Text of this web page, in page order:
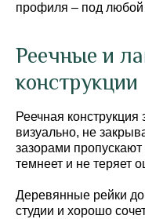
профиля – под любой
Реечные и
конструкции
Реечная конструкция
визуально, не
зазорами пропускают
темнеет и не теряет
Деревянные рейки
студии и хорошо